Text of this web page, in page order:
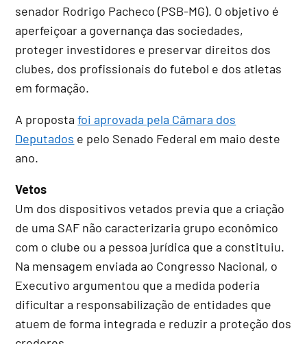
senador Rodrigo Pacheco (PSB-MG). O objetivo é
aperfeiçoar a governança das sociedades,
proteger investidores e preservar direitos dos
clubes, dos profissionais do futebol e dos atletas
em formação.
A propostafoi aprovada pela Câmara dos
Deputados e pelo Senado Federal em maio deste
ano.
Vetos
Um dos dispositivos vetados previa que a criação
de uma SAF não caracterizaria grupo econômico
com o clube ou a pessoa jurídica que a constituiu.
Na mensagem enviada ao Congresso Nacional, o
Executivo argumentou que a medida poderia
dificultar a responsabilização de entidades que
atuem de forma integrada e reduzir a proteção dos